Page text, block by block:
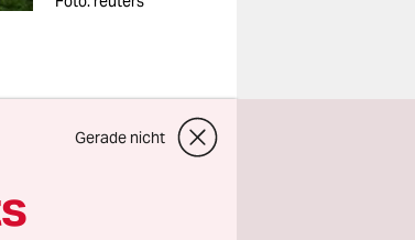
Gerade nicht